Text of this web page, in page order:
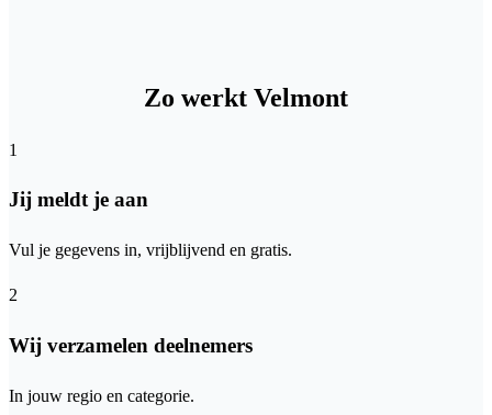
Zo werkt Velmont
1
Jij meldt je aan
Vul je gegevens in, vrijblijvend en gratis.
2
Wij verzamelen deelnemers
In jouw regio en categorie.